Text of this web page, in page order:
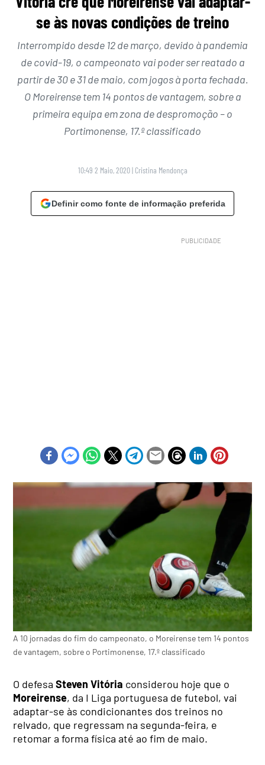
se às novas condições de treino
Interrompido desde 12 de março, devido à pandemia
de covid-19, o campeonato vai poder ser reatado a
partir de 30 e 31 de maio, com jogos à porta fechada.
O Moreirense tem 14 pontos de vantagem, sobre a
primeira equipa em zona de despromoção – o
Portimonense, 17.º classificado
10:49 2 Maio, 2020 | Cristina Mendonça
Definir como fonte de informação preferida
A 10 jornadas do fim do campeonato, o Moreirense tem 14 pontos
de vantagem, sobre o Portimonense, 17.º classificado
O defesa Steven Vitória considerou hoje que o
Moreirense, da I Liga portuguesa de futebol, vai
adaptar-se às condicionantes dos treinos no
relvado, que regressam na segunda-feira, e
retomar a forma física até ao fim de maio.